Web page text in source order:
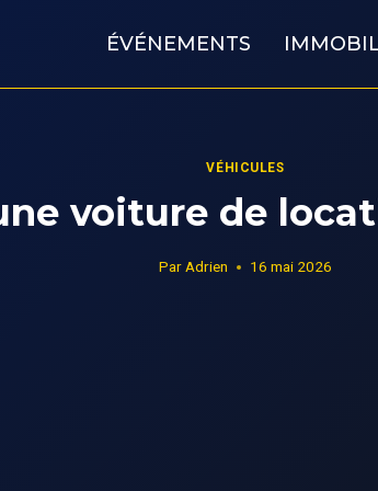
ÉVÉNEMENTS
VÉHICULES
voiture de
ParAdrien 16 mai 2026